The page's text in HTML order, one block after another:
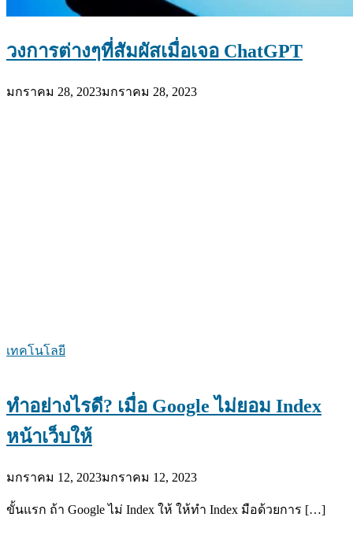
วงการต่างๆที่สัมผัสเมื่อเจอ ChatGPT
มกราคม 28, 2023มกราคม 28, 2023
เทคโนโลยี
ทำอย่างไรดี? เมื่อ Google ไม่ยอม Index
หน้าเว็บให้
มกราคม 12, 2023มกราคม 12, 2023
ขั้นแรก ถ้า Google ไม่ Index ให้ ให้ทำ Index มือด้วยการ […]